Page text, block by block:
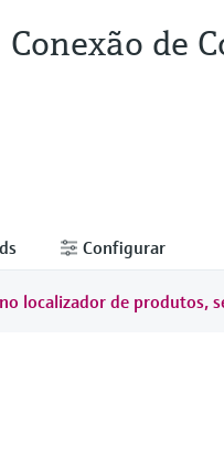
Conexão de
Configurar
localizador de produtos,